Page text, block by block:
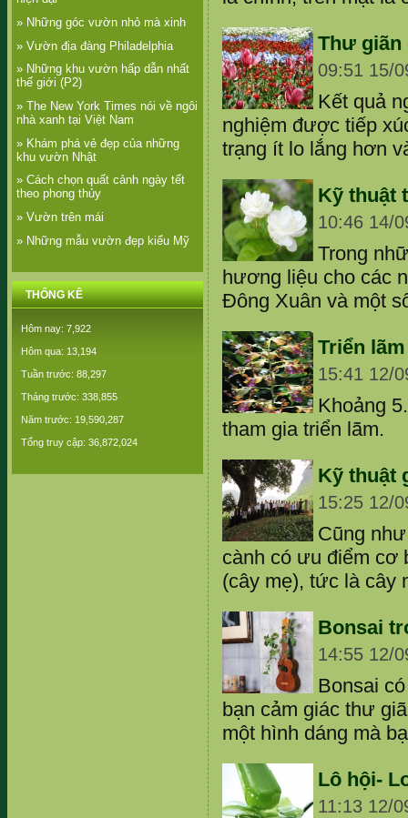
» Những góc vườn nhỏ mà xinh
» Vườn địa đàng Philadelphia
» Những khu vườn hấp dẫn nhất
thế giới (P2)
» The New York Times nói về ngôi
nhà xanh tại Việt Nam
» Khám phá vẻ đẹp của những
khu vườn Nhật
» Cách chọn quất cảnh ngày tết
theo phong thủy
» Vườn trên mái
» Những mẫu vườn đẹp kiểu Mỹ
THỐNG KÊ
Hôm nay: 7,922
Hôm qua: 13,194
Tuần trước: 88,297
Tháng trước: 338,855
Năm trước: 19,590,287
Tổng truy cập: 36,872,024
Thư giãn
09:51 15/
Kết quả
nghiệm được tiếp
trạng ít lo lắng hơn
Kỹ thuật
10:46 14/
Trong
hương liệu cho các
Đông Xuân và một
Triển
15:41 12/
Khoảng
tham gia triển lãm.
Kỹ thuật
15:25 12/
Cũng
cành có ưu điểm cơ
(cây mẹ), tức là cây
Bonsai
14:55 12/
Bonsai
bạn cảm giác thư
một hình dáng mà
Lô hội-
11:13 12/